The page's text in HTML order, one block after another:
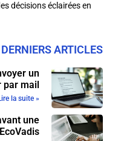
décisions éclairées en
DERNIERS ARTICLES
un
par mail
la suite »
une